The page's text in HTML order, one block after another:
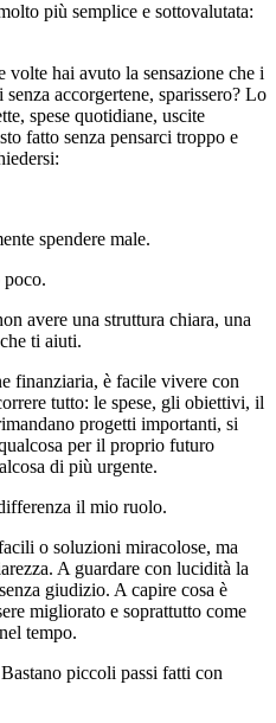
più semplice e sottovalutata:
volte hai avuto la sensazione che i
accorgertene, sparissero? Lo
spese quotidiane, uscite
fatto senza pensarci troppo e
spendere male.
avere una struttura chiara, una
ti aiuti.
finanziaria, è facile vivere con
tutto: le spese, gli obiettivi, il
progetti importanti, si
per il proprio futuro
di più urgente.
il mio ruolo.
o soluzioni miracolose, ma
A guardare con lucidità la
giudizio. A capire cosa è
migliorato e soprattutto come
tempo.
piccoli passi fatti con